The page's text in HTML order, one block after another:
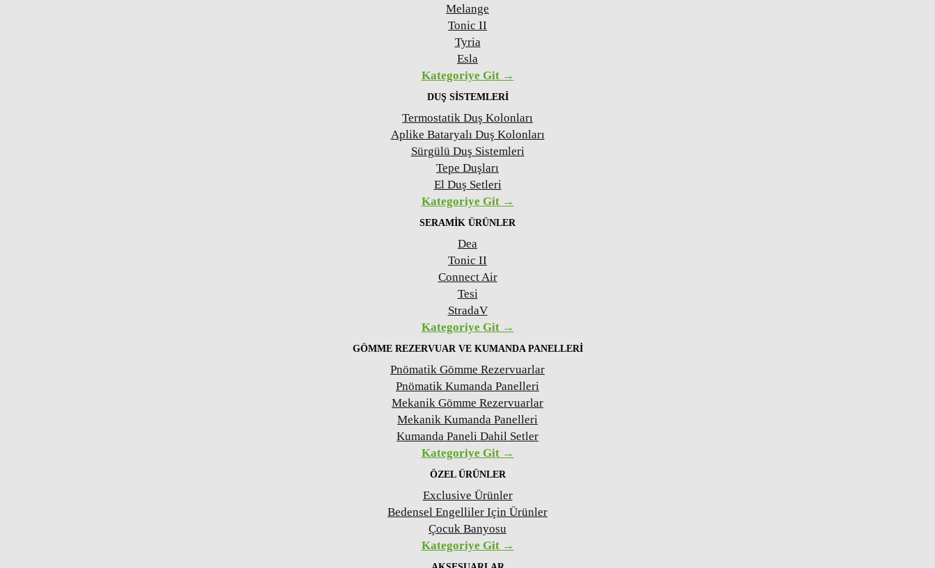
Melange
Tonic II
Tyria
Esla
Kategoriye Git →
DUŞ SISTEMLERI
Termostatik Duş Kolonları
Aplike Bataryalı Duş Kolonları
Sürgülü Duş Sistemleri
Tepe Duşları
El Duş Setleri
Kategoriye Git →
SERAMIK ÜRÜNLER
Dea
Tonic II
Connect Air
Tesi
StradaV
Kategoriye Git →
GÖMME REZERVUAR VE KUMANDA PANELLERI
Pnömatik Gömme Rezervuarlar
Pnömatik Kumanda Panelleri
Mekanik Gömme Rezervuarlar
Mekanik Kumanda Panelleri
Kumanda Paneli Dahil Setler
Kategoriye Git →
ÖZEL ÜRÜNLER
Exclusive Ürünler
Bedensel Engelliler Için Ürünler
Çocuk Banyosu
Kategoriye Git →